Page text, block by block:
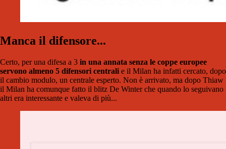
Manca il difensore...
Certo, per una difesa a 3 in una annata senza le coppe europee
servono almeno 5 difensori centrali e il Milan ha infatti cercato, dopo
il cambio modulo, un centrale esperto. Non è arrivato, ma dopo Thiaw
il Milan ha comunque fatto il blitz De Winter che quando lo seguivano
altri era interessante e valeva di più...